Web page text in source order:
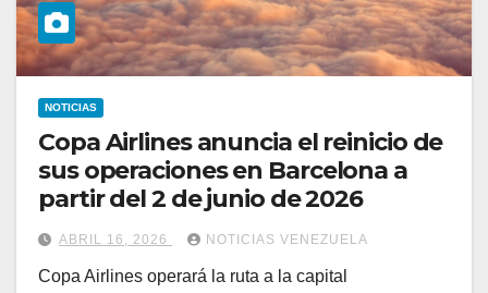
NOTICIAS
Copa Airlines anuncia el reinicio de
sus operaciones en Barcelona a
partir del 2 de junio de 2026
ABRIL 16, 2026 NOTICIAS VENEZUELA
Copa Airlines operará la ruta a la capital